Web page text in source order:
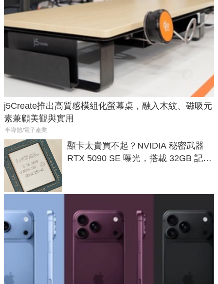
j5Create推出高質感模組化螢幕桌，融入木紋、磁吸元
素兼顧美觀與實用
半導體/電子產業
顯卡太貴買不起？NVIDIA 秘密武器
RTX 5090 SE 曝光，搭載 32GB 記憶